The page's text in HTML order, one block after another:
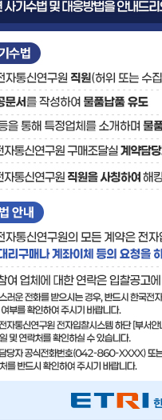
부패징계 현황
감사결과공개
[2026-51호] ETRI, 항로표지 해양 IoT 무선통신체계 개발 나선다